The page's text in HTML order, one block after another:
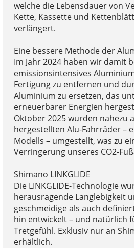
welche die Lebensdauer von
Kette, Kassette und
verlängert.
Eine bessere Methode der
Im Jahr 2024 haben wir damit
emissionsintensives
Fertigung zu entfernen und
Aluminium zu ersetzen, das
erneuerbarer Energien
Oktober 2025 wurden nahezu
hergestellten Alu-Fahrräder –
Modells – umgestellt, was zu
Verringerung unseres CO2-
Shimano LINKGLIDE
Die LINKGLIDE-Technologie
herausragende Langlebigkeit
geschmeidige als auch
hin entwickelt – und natürlich
Tretgefühl. Exklusiv nur an
erhältlich.